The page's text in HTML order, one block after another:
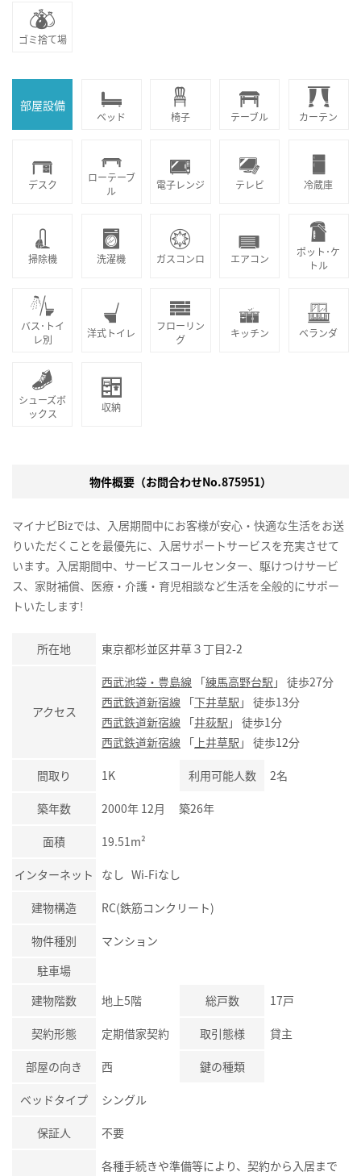
ゴミ捨て場
部屋設備
ベッド 椅子 テーブル カーテン
デスク
ローテーブ
ル
電子レンジ テレビ 冷蔵庫
掃除機 洗濯機 ガスコンロ エアコン
ポット･ケ
トル
バス･トイ
レ別
洋式トイレ
フローリン
グ
キッチン ベランダ
シューズボ
ックス
収納
物件概要（お問合わせNo.875951）
マイナビBizでは、入居期間中にお客様が安心・快適な生活をお送
りいただくことを最優先に、入居サポートサービスを充実させて
います。入居期間中、サービスコールセンター、駆けつけサービ
ス、家財補償、医療・介護・育児相談など生活を全般的にサポー
トいたします!
所在地 東京都杉並区井草３丁目2-2
アクセス
西武池袋・豊島線 「練馬高野台駅 」 徒歩27分
西武鉄道新宿線 「下井草駅 」 徒歩13分
西武鉄道新宿線 「井荻駅 」 徒歩1分
西武鉄道新宿線 「 上井草駅 」 徒歩12分
間取り 1K 利用可能人数 2名
築年数 2000年 12月 築26年
面積 19.51m²
インターネット なし Wi-Fiなし
建物構造 RC(鉄筋コンクリート)
物件種別
マンション
駐車場
建物階数
地上5階 総戸数 17戸
契約形態 定期借家契約 取引態様 貸主
部屋の向き 西 鍵の種類
ベッドタイプ シングル
保証人 不要
各種手続きや準備等により、契約から入居まで